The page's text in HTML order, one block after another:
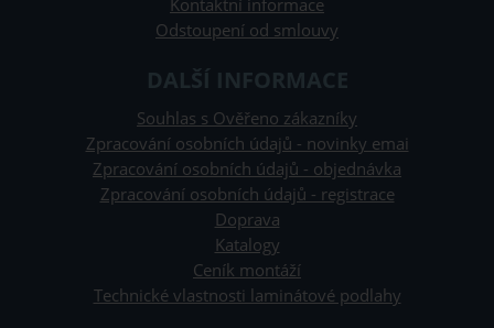
Kontaktní informace
Odstoupení od smlouvy
DALŠÍ INFORMACE
Souhlas s Ověřeno zákazníky
Zpracování osobních údajů - novinky emai
Zpracování osobních údajů - objednávka
Zpracování osobních údajů - registrace
Doprava
Katalogy
Ceník montáží
Technické vlastnosti laminátové podlahy